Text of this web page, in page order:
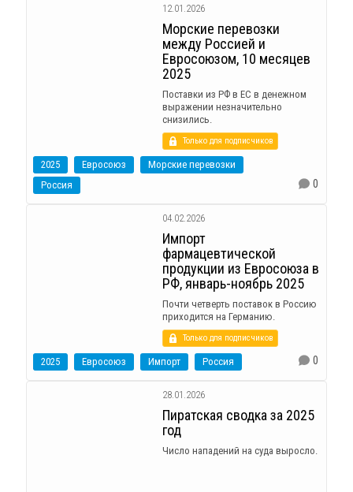
12.01.2026
Морские перевозки
между Россией и
Евросоюзом, 10 месяцев
2025
Поставки из РФ в ЕС в денежном
выражении незначительно
снизились.
Только для подписчиков
2025 Евросоюз
Морские перевозки
Россия
0
04.02.2026
Импорт
фармацевтической
продукции из Евросоюза в
РФ, январь-ноябрь 2025
Почти четверть поставок в Россию
приходится на Германию.
Только для подписчиков
2025 Евросоюз Импорт Россия 0
28.01.2026
Пиратская сводка за 2025
год
Число нападений на суда выросло.